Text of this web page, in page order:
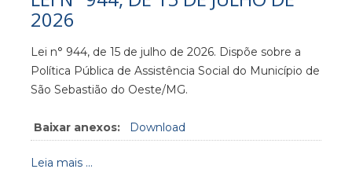
2026
Lei n° 944, de 15 de julho de 2026. Dispõe sobre a
Política Pública de Assistência Social do Município de
São Sebastião do Oeste/MG.
Baixar anexos: Download
Leia mais ...